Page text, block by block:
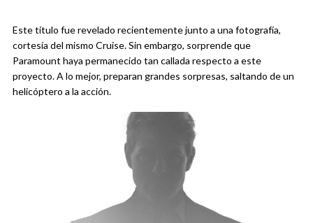
Este título fue revelado recientemente junto a una fotografía,
cortesía del mismo Cruise. Sin embargo, sorprende que
Paramount haya permanecido tan callada respecto a este
proyecto. A lo mejor, preparan grandes sorpresas, saltando de un
helicóptero a la acción.